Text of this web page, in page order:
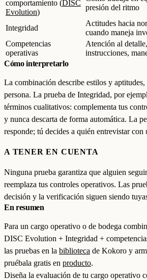
comportamiento (DISC
Evolution)
presión del ritmo
Integridad
Actitudes hacia
cuando maneja
Competencias
operativas
Atención al
instrucciones,
Cómo interpretarlo
La combinación describe estilos y aptitudes,
persona. La prueba de Integridad, por
términos cualitativos: complementa tus
y nunca descarta de forma automática. La
responde; tú decides a quién entrevistar
A TENER EN CUENTA
Ninguna prueba garantiza que alguien
reemplaza tus controles operativos. Las
decisión y la verificación siguen siendo
En resumen
Para un cargo operativo o de bodega
DISC Evolution + Integridad +
las pruebas en la biblioteca de Kokoro y
pruébala gratis en producto.
Diseña la evaluación de tu cargo operativo